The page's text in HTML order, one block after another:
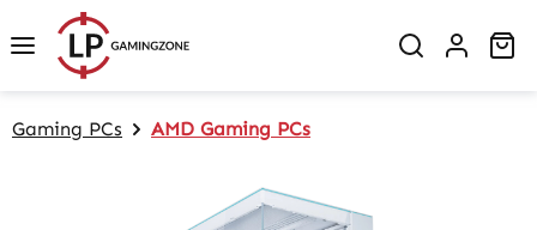
Zum Hauptinhalt springen
Gaming PCs AMD Gaming PCs
Bildergalerie überspringen